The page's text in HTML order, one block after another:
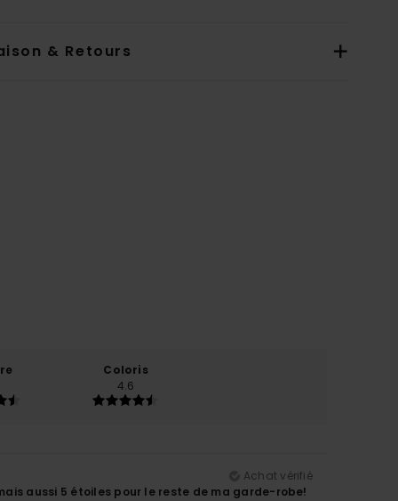
& Retours
Coloris
4.6
Achat vérifié
aussi 5 étoiles pour le reste de ma garde-robe!